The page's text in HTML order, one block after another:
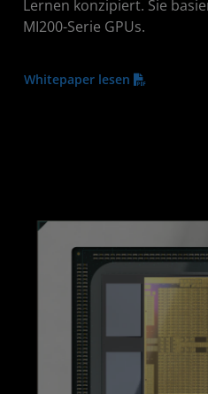
Lernen konzipiert. Sie
MI200-Serie GPUs.
Whitepaper lesen